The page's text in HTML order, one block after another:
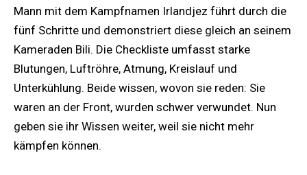
Mann mit dem Kampfnamen Irlandjez führt durch die
fünf Schritte und demonstriert diese gleich an seinem
Kameraden Bili. Die Checkliste umfasst starke
Blutungen, Luftröhre, Atmung, Kreislauf und
Unterkühlung. Beide wissen, wovon sie reden: Sie
waren an der Front, wurden schwer verwundet. Nun
geben sie ihr Wissen weiter, weil sie nicht mehr
kämpfen können.